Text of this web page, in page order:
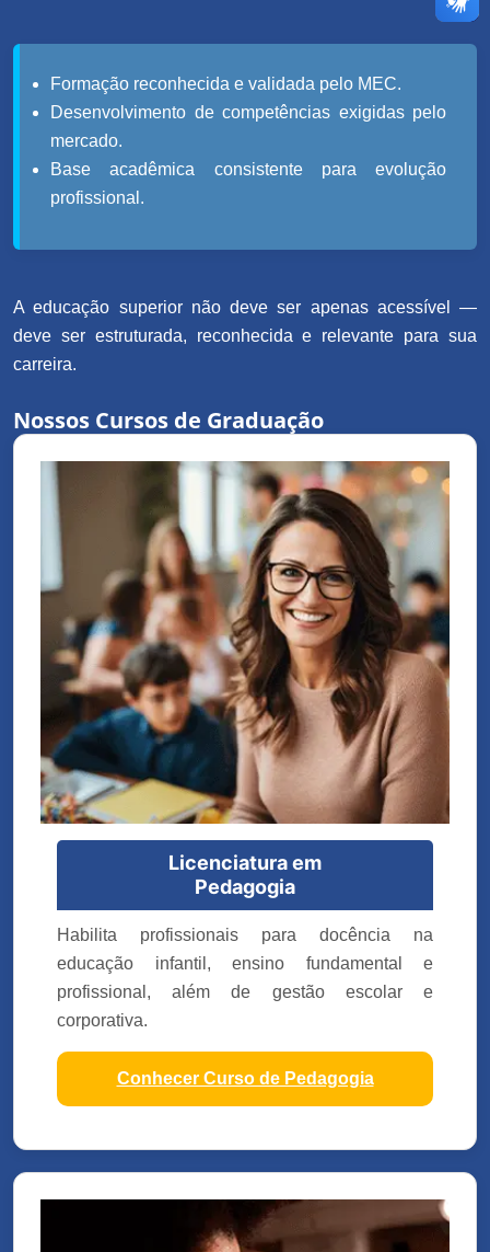
Formação reconhecida e validada pelo MEC.
Desenvolvimento de competências exigidas pelo
mercado.
Base acadêmica consistente para evolução
profissional.
A educação superior não deve ser apenas acessível —
deve ser estruturada, reconhecida e relevante para sua
carreira.
Nossos Cursos de Graduação
Licenciatura em
Pedagogia
Habilita profissionais para docência na
educação infantil, ensino fundamental e
profissional, além de gestão escolar e
corporativa.
Conhecer Curso de Pedagogia